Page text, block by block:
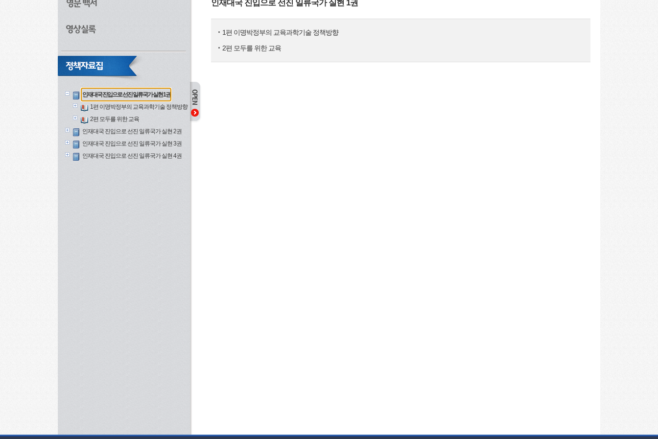
인재대국 진입으로 선진 일류국가 실현 1권
1편 이명박정부의 교육과학기술 정책방향
2편 모두를 위한 교육
인재대국 진입으로 선진 일류국가 실현 2권
인재대국 진입으로 선진 일류국가 실현 3권
인재대국 진입으로 선진 일류국가 실현 4권
인재대국 진입으로 선진 일류국가 실현 1권
1편 이명박정부의 교육과학기술 정책방향
2편 모두를 위한 교육